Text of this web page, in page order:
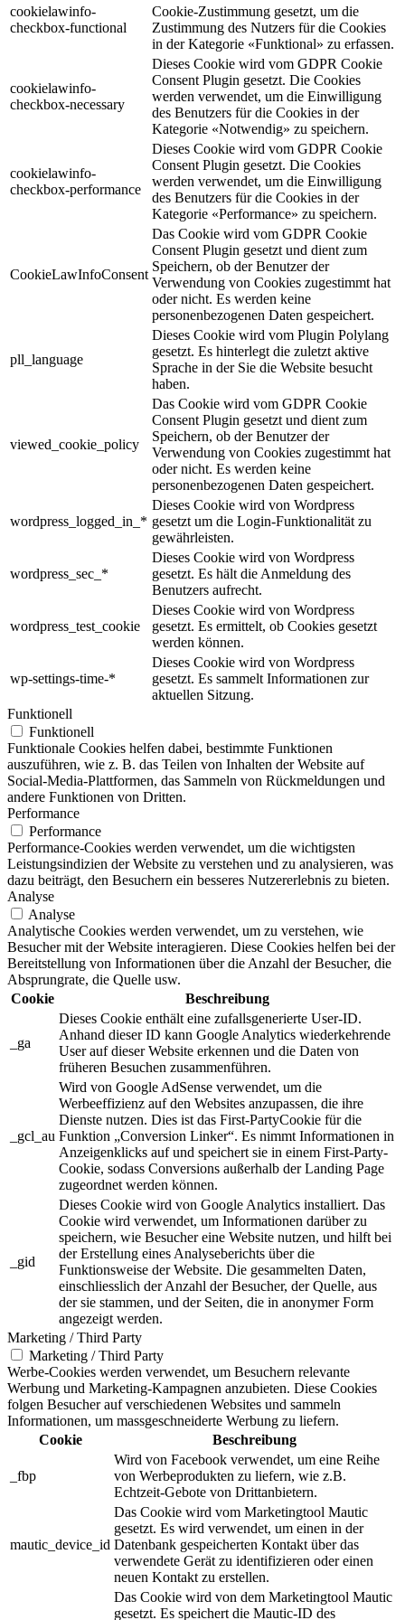
cookielawinfo-
checkbox-functional
Cookie-Zustimmung gesetzt, um die
Zustimmung des Nutzers für die Cookies
in der Kategorie «Funktional» zu erfassen.
cookielawinfo-
checkbox-necessary
Dieses Cookie wird vom GDPR Cookie
Consent Plugin gesetzt. Die Cookies
werden verwendet, um die Einwilligung
des Benutzers für die Cookies in der
Kategorie «Notwendig» zu speichern.
cookielawinfo-
checkbox-performance
Dieses Cookie wird vom GDPR Cookie
Consent Plugin gesetzt. Die Cookies
werden verwendet, um die Einwilligung
des Benutzers für die Cookies in der
Kategorie «Performance» zu speichern.
CookieLawInfoConsent
Das Cookie wird vom GDPR Cookie
Consent Plugin gesetzt und dient zum
Speichern, ob der Benutzer der
Verwendung von Cookies zugestimmt hat
oder nicht. Es werden keine
personenbezogenen Daten gespeichert.
pll_language
Dieses Cookie wird vom Plugin Polylang
gesetzt. Es hinterlegt die zuletzt aktive
Sprache in der Sie die Website besucht
haben.
viewed_cookie_policy
Das Cookie wird vom GDPR Cookie
Consent Plugin gesetzt und dient zum
Speichern, ob der Benutzer der
Verwendung von Cookies zugestimmt hat
oder nicht. Es werden keine
personenbezogenen Daten gespeichert.
wordpress_logged_in_*
Dieses Cookie wird von Wordpress
gesetzt um die Login-Funktionalität zu
gewährleisten.
wordpress_sec_*
Dieses Cookie wird von Wordpress
gesetzt. Es hält die Anmeldung des
Benutzers aufrecht.
wordpress_test_cookie
Dieses Cookie wird von Wordpress
gesetzt. Es ermittelt, ob Cookies gesetzt
werden können.
wp-settings-time-*
Dieses Cookie wird von Wordpress
gesetzt. Es sammelt Informationen zur
aktuellen Sitzung.
Funktionell
Funktionell
Funktionale Cookies helfen dabei, bestimmte Funktionen
auszuführen, wie z. B. das Teilen von Inhalten der Website auf
Social-Media-Plattformen, das Sammeln von Rückmeldungen und
andere Funktionen von Dritten.
Performance
Performance
Performance-Cookies werden verwendet, um die wichtigsten
Leistungsindizien der Website zu verstehen und zu analysieren, was
dazu beiträgt, den Besuchern ein besseres Nutzererlebnis zu bieten.
Analyse
Analyse
Analytische Cookies werden verwendet, um zu verstehen, wie
Besucher mit der Website interagieren. Diese Cookies helfen bei der
Bereitstellung von Informationen über die Anzahl der Besucher, die
Absprungrate, die Quelle usw.
Cookie
Beschreibung
_ga
Dieses Cookie enthält eine zufallsgenerierte User-ID.
Anhand dieser ID kann Google Analytics wiederkehrende
User auf dieser Website erkennen und die Daten von
früheren Besuchen zusammenführen.
_gcl_au
Wird von Google AdSense verwendet, um die
Werbeeffizienz auf den Websites anzupassen, die ihre
Dienste nutzen. Dies ist das First-PartyCookie für die
Funktion „Conversion Linker“. Es nimmt Informationen in
Anzeigenklicks auf und speichert sie in einem First-Party-
Cookie, sodass Conversions außerhalb der Landing Page
zugeordnet werden können.
_gid
Dieses Cookie wird von Google Analytics installiert. Das
Cookie wird verwendet, um Informationen darüber zu
speichern, wie Besucher eine Website nutzen, und hilft bei
der Erstellung eines Analyseberichts über die
Funktionsweise der Website. Die gesammelten Daten,
einschliesslich der Anzahl der Besucher, der Quelle, aus
der sie stammen, und der Seiten, die in anonymer Form
angezeigt werden.
Marketing / Third Party
Marketing / Third Party
Werbe-Cookies werden verwendet, um Besuchern relevante
Werbung und Marketing-Kampagnen anzubieten. Diese Cookies
folgen Besucher auf verschiedenen Websites und sammeln
Informationen, um massgeschneiderte Werbung zu liefern.
Cookie
Beschreibung
_fbp
Wird von Facebook verwendet, um eine Reihe
von Werbeprodukten zu liefern, wie z.B.
Echtzeit-Gebote von Drittanbietern.
mautic_device_id
Das Cookie wird vom Marketingtool Mautic
gesetzt. Es wird verwendet, um einen in der
Datenbank gespeicherten Kontakt über das
verwendete Gerät zu identifizieren oder einen
neuen Kontakt zu erstellen.
Das Cookie wird von dem Marketingtool Mautic
gesetzt. Es speichert die Mautic-ID des